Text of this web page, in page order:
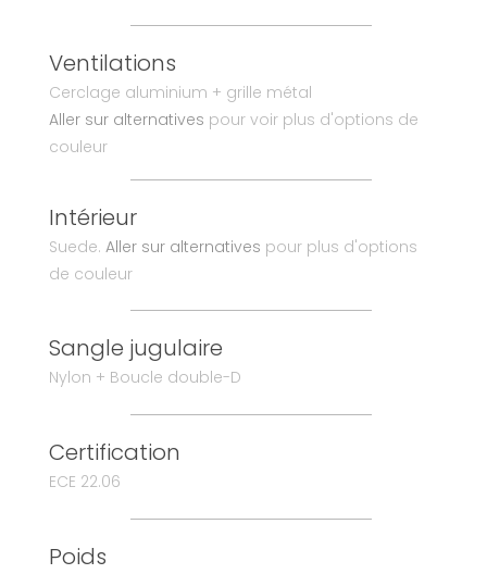
Ventilations
Cerclage aluminium + grille métal
Aller sur alternatives pour voir plus d'options de
couleur
Intérieur
Suede. Aller sur alternatives pour plus d'options
de couleur
Sangle jugulaire
Nylon + Boucle double-D
Certification
ECE 22.06
Poids